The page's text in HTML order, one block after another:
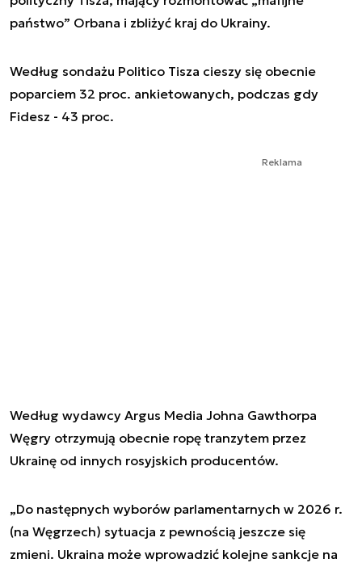
państwo” Orbana i zbliżyć kraj do Ukrainy.
Według sondażu Politico Tisza cieszy się obecnie
poparciem 32 proc. ankietowanych, podczas gdy
Fidesz - 43 proc.
Reklama
Według wydawcy Argus Media Johna Gawthorpa
Węgry otrzymują obecnie ropę tranzytem przez
Ukrainę od innych rosyjskich producentów.
„Do następnych wyborów parlamentarnych w 2026 r.
(na Węgrzech) sytuacja z pewnością jeszcze się
zmieni. Ukraina może wprowadzić kolejne sankcje na